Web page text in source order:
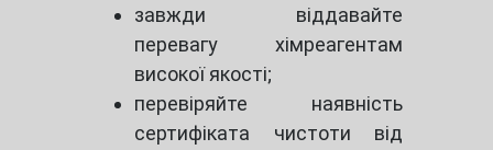
завжди віддавайте
перевагу хімреагентам
високої якості;
перевіряйте наявність
сертифіката чистоти від